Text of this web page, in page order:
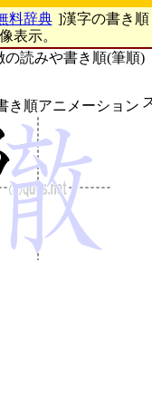
料辞典 ]漢字の書き
表示。
読みや書き順(筆順)
き順アニメーション